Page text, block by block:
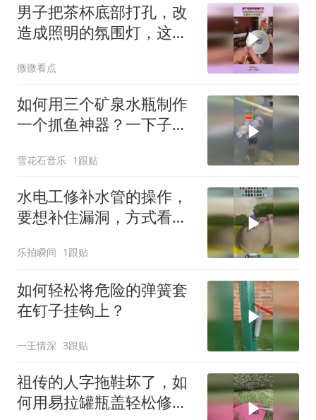
男子把茶杯底部打孔，改
造成照明的氛围灯，这操
微微看点
如何用三个矿泉水瓶制作
一个抓鱼神器？一下子竟
雪花石音乐 1跟贴
水电工修补水管的操作，
要想补住漏洞，方式看着
乐拍瞬间 1跟贴
如何轻松将危险的弹簧套
在钉子挂钩上？
一王情深 3跟贴
祖传的人字拖鞋坏了，如
何用易拉罐瓶盖轻松修